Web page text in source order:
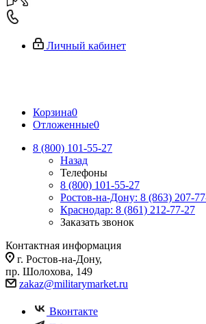
Личный кабинет
Корзина0
Отложенные0
8 (800) 101-55-27
Назад
Телефоны
8 (800) 101-55-27
Ростов-на-Дону: 8 (863) 207-
Краснодар: 8 (861) 212-77-27
Заказать звонок
Контактная информация
г. Ростов-на-Дону,
пр. Шолохова, 149
zakaz@militarymarket.ru
Вконтакте